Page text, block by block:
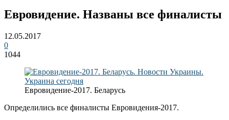
Евровидение. Названы все финалисты
12.05.2017
0
1044
Евровидение-2017. Беларусь
Определились все финалисты Евровидения-2017.